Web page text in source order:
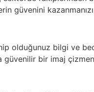
güvenini
olduğunuz bilgi ve
bir imaj